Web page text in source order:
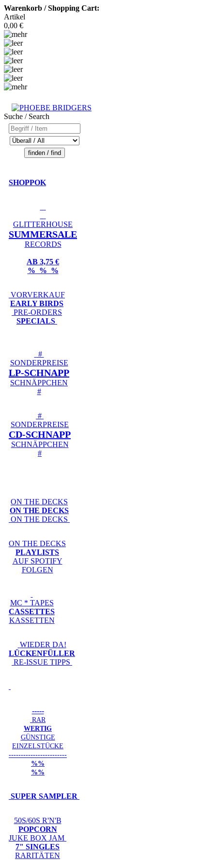
Warenkorb / Shopping Cart:
Artikel
0,00 €
Suche / Search
SHOPPOK
GLITTERHOUSE
SUMMERSALE
RECORDS
AB 3,75 €
% % %
VORVERKAUF
EARLY BIRDS
PRE-ORDERS
SPECIALS
#
SONDERPREISE
LP-SCHNAPP
SCHNÄPPCHEN
#
#
SONDERPREISE
CD-SCHNAPP
SCHNÄPPCHEN
#
ON THE DECKS
ON THE DECKS
ON THE DECKS
ON THE DECKS
PLAYLISTS
AUF SPOTIFY
FOLGEN
MC * TAPES
CASSETTES
KASSETTEN
WIEDER DA!
LÜCKENFÜLLER
RE-ISSUE TIPPS
-----
RAR
WERTIG
GÜNSTIGE
EINZELSTÜCKE
------------------------
%%
%%
SUPER SAMPLER
50S/60S R'N'B
POPCORN
JUKE BOX JAM
7" SINGLES
RARITÄTEN